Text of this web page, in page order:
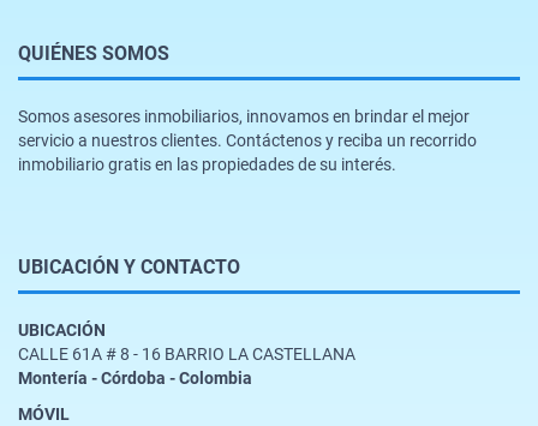
QUIÉNES SOMOS
Somos asesores inmobiliarios, innovamos en brindar el mejor
servicio a nuestros clientes. Contáctenos y reciba un recorrido
inmobiliario gratis en las propiedades de su interés.
UBICACIÓN Y CONTACTO
UBICACIÓN
CALLE 61A # 8 - 16 BARRIO LA CASTELLANA
Montería - Córdoba - Colombia
MÓVIL